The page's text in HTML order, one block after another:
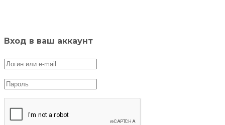
Вход в ваш аккаунт